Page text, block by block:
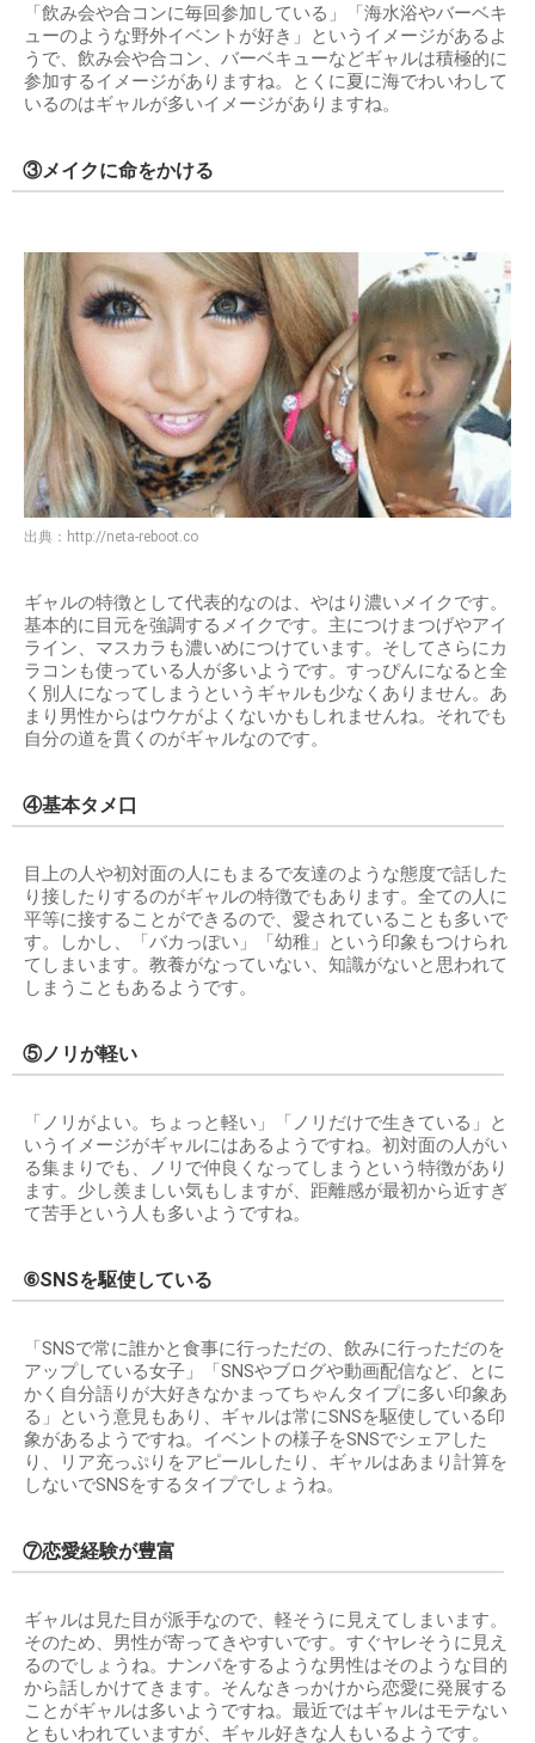
「飲み会や合コンに毎回参加している」「海水浴やバーベキ
ューのような野外イベントが好き」というイメージがあるよ
うで、飲み会や合コン、バーベキューなどギャルは積極的に
参加するイメージがありますね。とくに夏に海でわいわして
いるのはギャルが多いイメージがありますね。
③メイクに命をかける
出典： http://neta-reboot.co
ギャルの特徴として代表的なのは、やはり濃いメイクです。
基本的に目元を強調するメイクです。主につけまつげやアイ
ライン、マスカラも濃いめにつけています。そしてさらにカ
ラコンも使っている人が多いようです。すっぴんになると全
く別人になってしまうというギャルも少なくありません。あ
まり男性からはウケがよくないかもしれませんね。それでも
自分の道を貫くのがギャルなのです。
④基本タメ口
目上の人や初対面の人にもまるで友達のような態度で話した
り接したりするのがギャルの特徴でもあります。全ての人に
平等に接することができるので、愛されていることも多いで
す。しかし、「バカっぽい」「幼稚」という印象もつけられ
てしまいます。教養がなっていない、知識がないと思われて
しまうこともあるようです。
⑤ノリが軽い
「ノリがよい。ちょっと軽い」「ノリだけで生きている」と
いうイメージがギャルにはあるようですね。初対面の人がい
る集まりでも、ノリで仲良くなってしまうという特徴があり
ます。少し羨ましい気もしますが、距離感が最初から近すぎ
て苦手という人も多いようですね。
⑥SNSを駆使している
「SNSで常に誰かと食事に行っただの、飲みに行っただのを
アップしている女子」「SNSやブログや動画配信など、とに
かく自分語りが大好きなかまってちゃんタイプに多い印象あ
る」という意見もあり、ギャルは常にSNSを駆使している印
象があるようですね。イベントの様子をSNSでシェアした
り、リア充っぷりをアピールしたり、ギャルはあまり計算を
しないでSNSをするタイプでしょうね。
⑦恋愛経験が豊富
ギャルは見た目が派手なので、軽そうに見えてしまいます。
そのため、男性が寄ってきやすいです。すぐヤレそうに見え
るのでしょうね。ナンパをするような男性はそのような目的
から話しかけてきます。そんなきっかけから恋愛に発展する
ことがギャルは多いようですね。最近ではギャルはモテない
ともいわれていますが、ギャル好きな人もいるようです。